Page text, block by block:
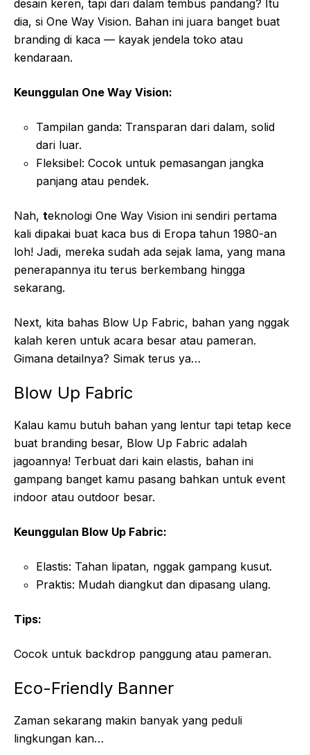
desain keren, tapi dari dalam tembus pandang? Itu
dia, si One Way Vision. Bahan ini juara banget buat
branding di kaca — kayak jendela toko atau
kendaraan.
Keunggulan One Way Vision:
Tampilan ganda: Transparan dari dalam, solid
dari luar.
Fleksibel: Cocok untuk pemasangan jangka
panjang atau pendek.
Nah, teknologi One Way Vision ini sendiri pertama
kali dipakai buat kaca bus di Eropa tahun 1980-an
loh! Jadi, mereka sudah ada sejak lama, yang mana
penerapannya itu terus berkembang hingga
sekarang.
Next, kita bahas Blow Up Fabric, bahan yang nggak
kalah keren untuk acara besar atau pameran.
Gimana detailnya? Simak terus ya…
Blow Up Fabric
Kalau kamu butuh bahan yang lentur tapi tetap kece
buat branding besar, Blow Up Fabric adalah
jagoannya! Terbuat dari kain elastis, bahan ini
gampang banget kamu pasang bahkan untuk event
indoor atau outdoor besar.
Keunggulan Blow Up Fabric:
Elastis: Tahan lipatan, nggak gampang kusut.
Praktis: Mudah diangkut dan dipasang ulang.
Tips:
Cocok untuk backdrop panggung atau pameran.
Eco-Friendly Banner
Zaman sekarang makin banyak yang peduli
lingkungan kan…